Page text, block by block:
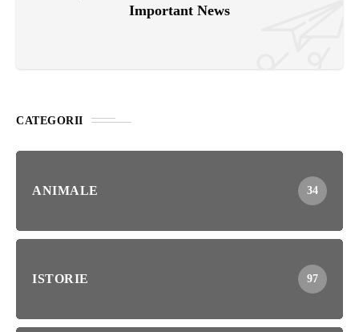
Important News
CATEGORII
ANIMALE 34
ISTORIE 97